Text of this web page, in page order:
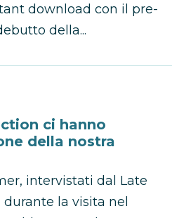
download con il pre-
della...
ci hanno
della nostra
intervistati dal Late
la visita nel